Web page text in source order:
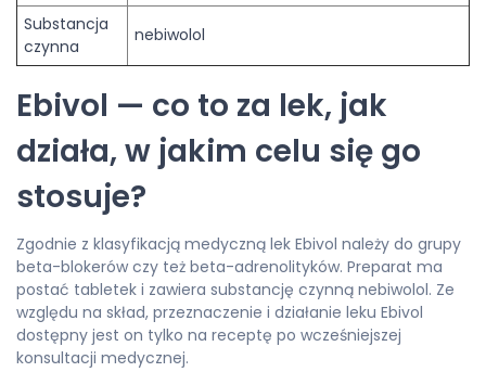
Substancja
czynna
nebiwolol
Ebivol — co to za lek, jak
działa, w jakim celu się go
stosuje?
Zgodnie z klasyfikacją medyczną lek Ebivol należy do grupy
beta-blokerów czy też beta-adrenolityków. Preparat ma
postać tabletek i zawiera substancję czynną nebiwolol. Ze
względu na skład, przeznaczenie i działanie leku Ebivol
dostępny jest on tylko na receptę po wcześniejszej
konsultacji medycznej.